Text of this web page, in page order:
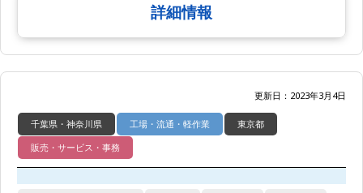
詳細情報
更新日：2023年3月4日
千葉県・神奈川県 工場・流通・軽作業
東京都
販売・サービス・事務